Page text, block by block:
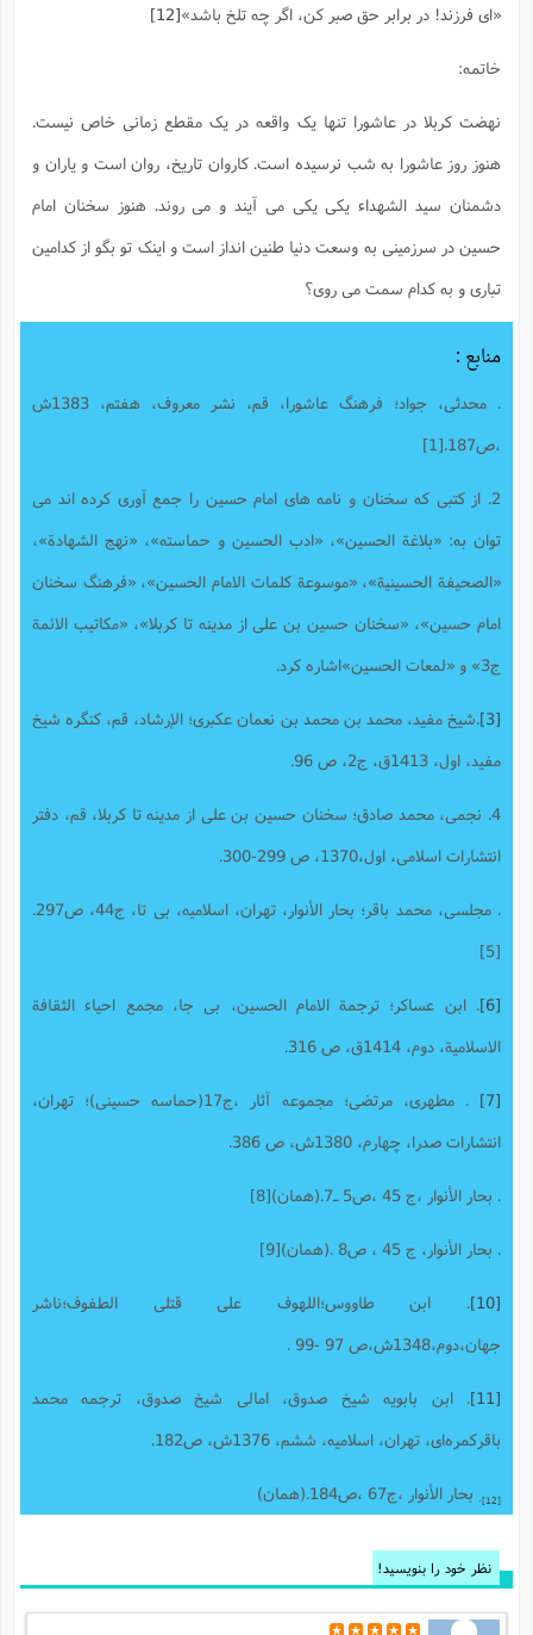
«اى فرزند! در برابر حق صبر کن، اگر چه تلخ باشد»[12]
خاتمه:
نهضت کربلا در عاشورا تنها یک واقعه در یک مقطع زمانی خاص نیست.
هنوز روز عاشورا به شب نرسیده است. کاروان تاریخ، روان است و یاران و
دشمنان سید الشهداء یکی یکی می آیند و می روند. هنوز سخنان امام
حسین در سرزمینی به وسعت دنیا طنین انداز است و اینک تو بگو از کدامین
تباری و به کدام سمت می روی؟
منابع :
. محدثی، جواد؛ فرهنگ عاشورا، قم، نشر معروف، هفتم، 1383ش
،ص187.[1]
2. از کتبی که سخنان و نامه های امام حسین را جمع آوری کرده اند می
توان به: «بلاغة الحسین»، «ادب الحسین و حماسته»، «نهج الشهادة»،
«الصحیفة الحسینیة»، «موسوعة کلمات الامام الحسین»، «فرهنگ سخنان
امام حسین»، «سخنان حسین بن علی از مدینه تا کربلا»، «مکاتیب الائمة
ج3» و «لمعات الحسین»اشاره کرد.
.شیخ مفید، محمد بن محمد بن نعمان عکبرى؛ الإرشاد، قم، کنگره شیخ
مفید، اول، 1413ق، ج‌2، ص 96.
4. نجمی، محمد صادق؛ سخنان حسین بن علی از مدینه تا کربلا، قم، دفتر
انتشارات اسلامی، اول،1370، ص 299-300.
. مجلسی، محمد باقر؛ بحار الأنوار، تهران، اسلامیه، بی تا، ج‌44، ص297.
. ابن عساکر؛ ترجمة الامام الحسین، بی جا، مجمع احیاء الثقافة
الاسلامیة، دوم، 1414ق، ص 316.
. مطهری، مرتضی؛ مجموعه آثار ،ج17(حماسه حسینی)؛ تهران،
انتشارات صدرا، چهارم، 1380ش، ص 386.
. بحار الأنوار ،ج ‌45 ،ص5 ـ7.(همان)[8]
. بحار الأنوار، ج ‌45 ، ص8 .(همان)[9]
. ابن طاووس؛اللهوف على قتلى الطفوف؛ناشر
جهان،دوم،1348ش،ص 97 -99 .
. ابن بابویه شیخ صدوق، امالى شیخ صدوق، ترجمه محمد
باقرکمره‌اى، تهران، اسلامیه، ششم، 1376ش، ص182.
.بحار الأنوار ،ج‌67 ،ص184.(همان)
نظر خود را بنویسید!